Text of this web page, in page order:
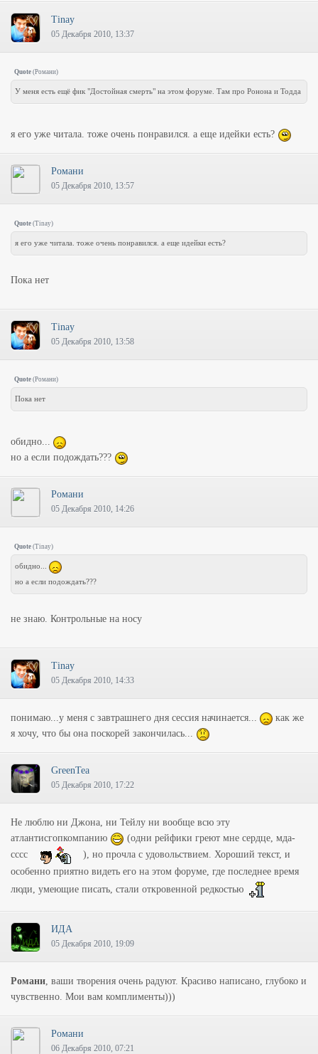
Tinay
05 Декабря 2010, 13:37
Quote (Романи)
У меня есть ещё фик "Достойная смерть" на этом форуме. Там про Ронона и Тодда
я его уже читала. тоже очень понравился. а еще идейки есть?
Романи
05 Декабря 2010, 13:57
Quote (Tinay)
я его уже читала. тоже очень понравился. а еще идейки есть?
Пока нет
Tinay
05 Декабря 2010, 13:58
Quote (Романи)
Пока нет
обидно...
но а если подождать???
Романи
05 Декабря 2010, 14:26
Quote (Tinay)
обидно...
но а если подождать???
не знаю. Контрольные на носу
Tinay
05 Декабря 2010, 14:33
понимаю...у меня с завтрашнего дня сессия начинается...
как же
я хочу, что бы она поскорей закончилась...
GreenTea
05 Декабря 2010, 17:22
Не люблю ни Джона, ни Тейлу ни вообще всю эту
атлантисгопкомпанию
(одни рейфики греют мне сердце, мда-
сссс
), но прочла с удовольствием. Хороший текст, и
особенно приятно видеть его на этом форуме, где последнее время
люди, умеющие писать, стали откровенной редкостью
ИДА
05 Декабря 2010, 19:09
Романи, ваши творения очень радуют. Красиво написано, глубоко и
чувственно. Мои вам комплименты)))
Романи
06 Декабря 2010, 07:21